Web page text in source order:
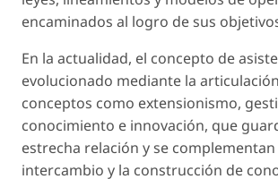
encaminados al logro de sus
En la actualidad, el concepto de
evolucionado mediante la
conceptos como extensionismo,
conocimiento e innovación, que
estrecha relación y se
intercambio y la construcción de